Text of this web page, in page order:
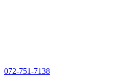
072-751-7138